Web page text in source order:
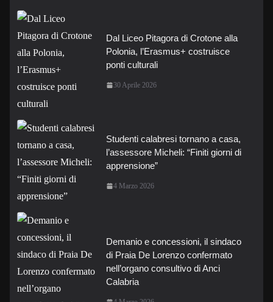
Dal Liceo Pitagora di Crotone alla
Polonia, l’Erasmus+ costruisce
ponti culturali
30 Aprile 2026
Studenti calabresi tornano a casa,
l’assessore Micheli: “Finiti giorni di
apprensione”
4 Marzo 2026
Demanio e concessioni, il sindaco
di Praia De Lorenzo confermato
nell’organo consultivo di Anci
Calabria